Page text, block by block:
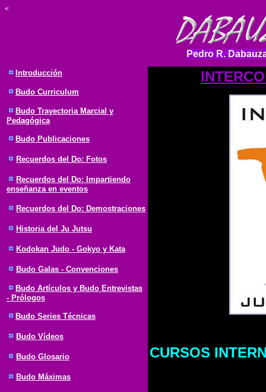
<
Pedro R.
Introducción
Budo Curriculum
Budo Trayectoria Marcial y
Pedagógica
Budo Publicaciones
Recuerdos del Do: Fotos
Recuerdos del Do: Impartiendo
enseñanza en eventos
Recuerdos del Do: Demostraciones
Historia del Ju Jutsu
Kodokan Judo - Gokyo y Kata
Budo Galas - Convenciones
Budo Artículos y Budo Entrevistas
- Prólogos
Budo Series Técnicas
Budo Vídeos
Budo Glosario
Budo Máximas
CURSOS